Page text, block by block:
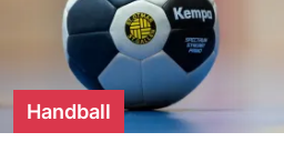
Handball